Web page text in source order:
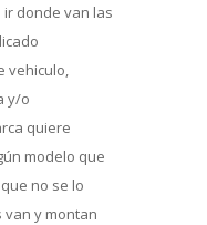
donde van las
vehiculo,
y/o
quiere
modelo que
no se lo
y montan